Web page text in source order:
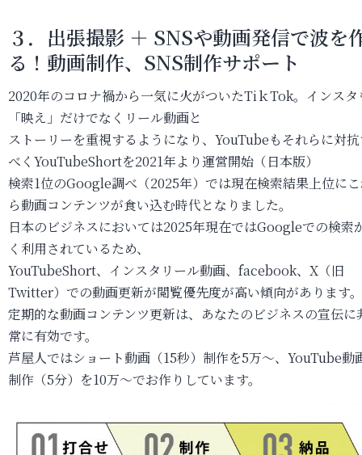
３．出張撮影 ＋ SNSや動画発信で波を
る！動画制作、SNS制作サポート
2020年のコロナ禍から一気に火がついたTiｋTok。インスタ
「映え」だけでなくリール動画と
ストーリーを重視するようになり、YouTubeもそれらに対
べくYouTubeShortを2021年より運営開始（日本版）
検索1位のGoogle調べ（2025年）では現在検索結果上位に
ら動画コンテンツが食い込む時代となりました。
日本のビジネスにおいては2025年現在ではGoogleでの検索
く利用されているため、
YouTubeShort、インスタリール動画、facebook、X（旧
Twitter）での動画更新が閲覧優先度が高い傾向があります。
定期的な動画コンテンツ更新は、あなたのビジネスの宣伝に
常に有効です。
芦屋人ではショート動画（15秒）制作を5万～、YouTube動
制作（5分）を10万～でお作りしています。